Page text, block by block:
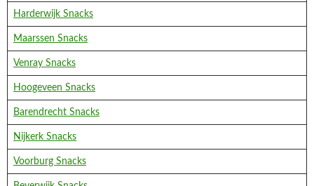
Harderwijk Snacks
Maarssen Snacks
Venray Snacks
Hoogeveen Snacks
Barendrecht Snacks
Nijkerk Snacks
Voorburg Snacks